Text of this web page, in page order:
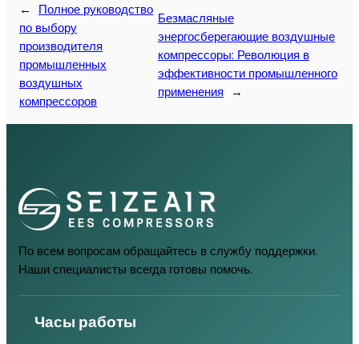
←
Полное руководство
по выбору
производителя
промышленных
воздушных
компрессоров
Безмасляные
энергосберегающие воздушные
компрессоры: Революция в
эффективности промышленного
применения
→
По всем вопросам обращайтесь в службу поддержки.
Наши специалисты всегда готовы помочь.
Часы работы